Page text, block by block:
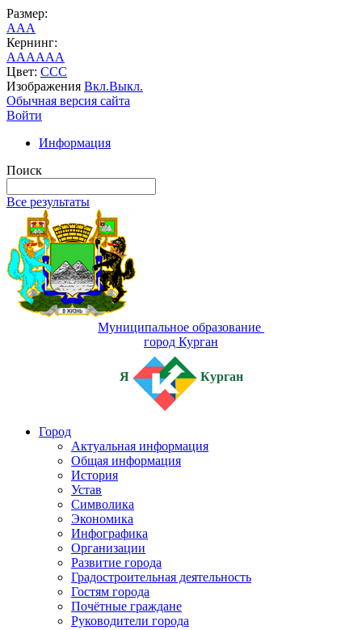
Размер:
AAA
Кернинг:
AAAAAA
Цвет: CCC
Изображения Вкл.Выкл.
Обычная версия сайта
Войти
Информация
Поиск
Все результаты
Муниципальное образование
город Курган
Я Курган
Город
Актуальная информация
Общая информация
История
Устав
Символика
Экономика
Инфографика
Организации
Развитие города
Градостроительная деятельность
Гостям города
Почётные граждане
Руководители города